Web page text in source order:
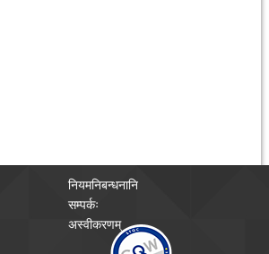
नियमनिबन्धनानि
सम्पर्कः
अस्वीकरणम्